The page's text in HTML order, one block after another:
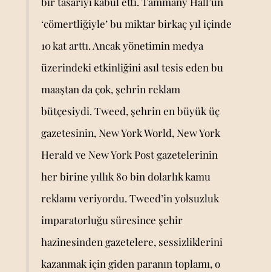
‘cömertliğiyle’ bu miktar birkaç yıl içinde
10 kat arttı. Ancak yönetimin medya
üzerindeki etkinliğini asıl tesis eden bu
maaştan da çok, şehrin reklam
bütçesiydi. Tweed, şehrin en büyük üç
gazetesinin, New York World, New York
Herald ve New York Post gazetelerinin
her birine yıllık 80 bin dolarlık kamu
reklamı veriyordu. Tweed’in yolsuzluk
imparatorluğu süresince şehir
hazinesinden gazetelere, sessizliklerini
kazanmak için giden paranın toplamı, o